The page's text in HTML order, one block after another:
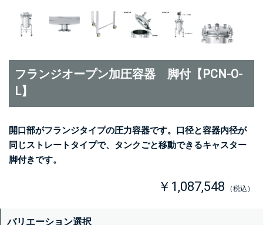
フランジオープン加圧容器 脚付【PCN-O-
L】
開口部がフランジタイプの圧力容器です。口径と容器内径が
同じストレートタイプで、タンクごと移動できるキャスター
脚付きです。
￥1,087,548 （税込）
バリエーション選択